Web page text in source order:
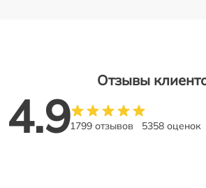
Отзывы
4.91799 отзывов 5358 оценок